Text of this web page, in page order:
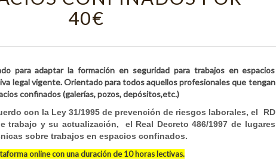
40€
para adaptar la formación en seguridad para trabajos en espacios
legal vigente. Orientado para todos aquellos profesionales que tengan
confinados (galerías, pozos, depósitos,etc.)
con la Ley 31/1995 de prevención de riesgos laborales, el RD
trabajo y su actualización, el Real Decreto 486/1997 de lugares
sobre trabajos en espacios confinados.
online con una duración de 10 horas lectivas.